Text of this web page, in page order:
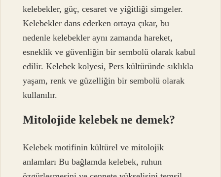
kelebekler, güç, cesaret ve yiğitliği simgeler.
Kelebekler dans ederken ortaya çıkar, bu
nedenle kelebekler aynı zamanda hareket,
esneklik ve güvenliğin bir sembolü olarak kabul
edilir. Kelebek kolyesi, Pers kültüründe sıklıkla
yaşam, renk ve güzelliğin bir sembolü olarak
kullanılır.
Mitolojide kelebek ne demek?
Kelebek motifinin kültürel ve mitolojik
anlamları Bu bağlamda kelebek, ruhun